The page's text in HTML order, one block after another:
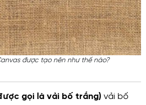
được tạo nên như thế nào?
gọi là vải bố trắng) vải bố